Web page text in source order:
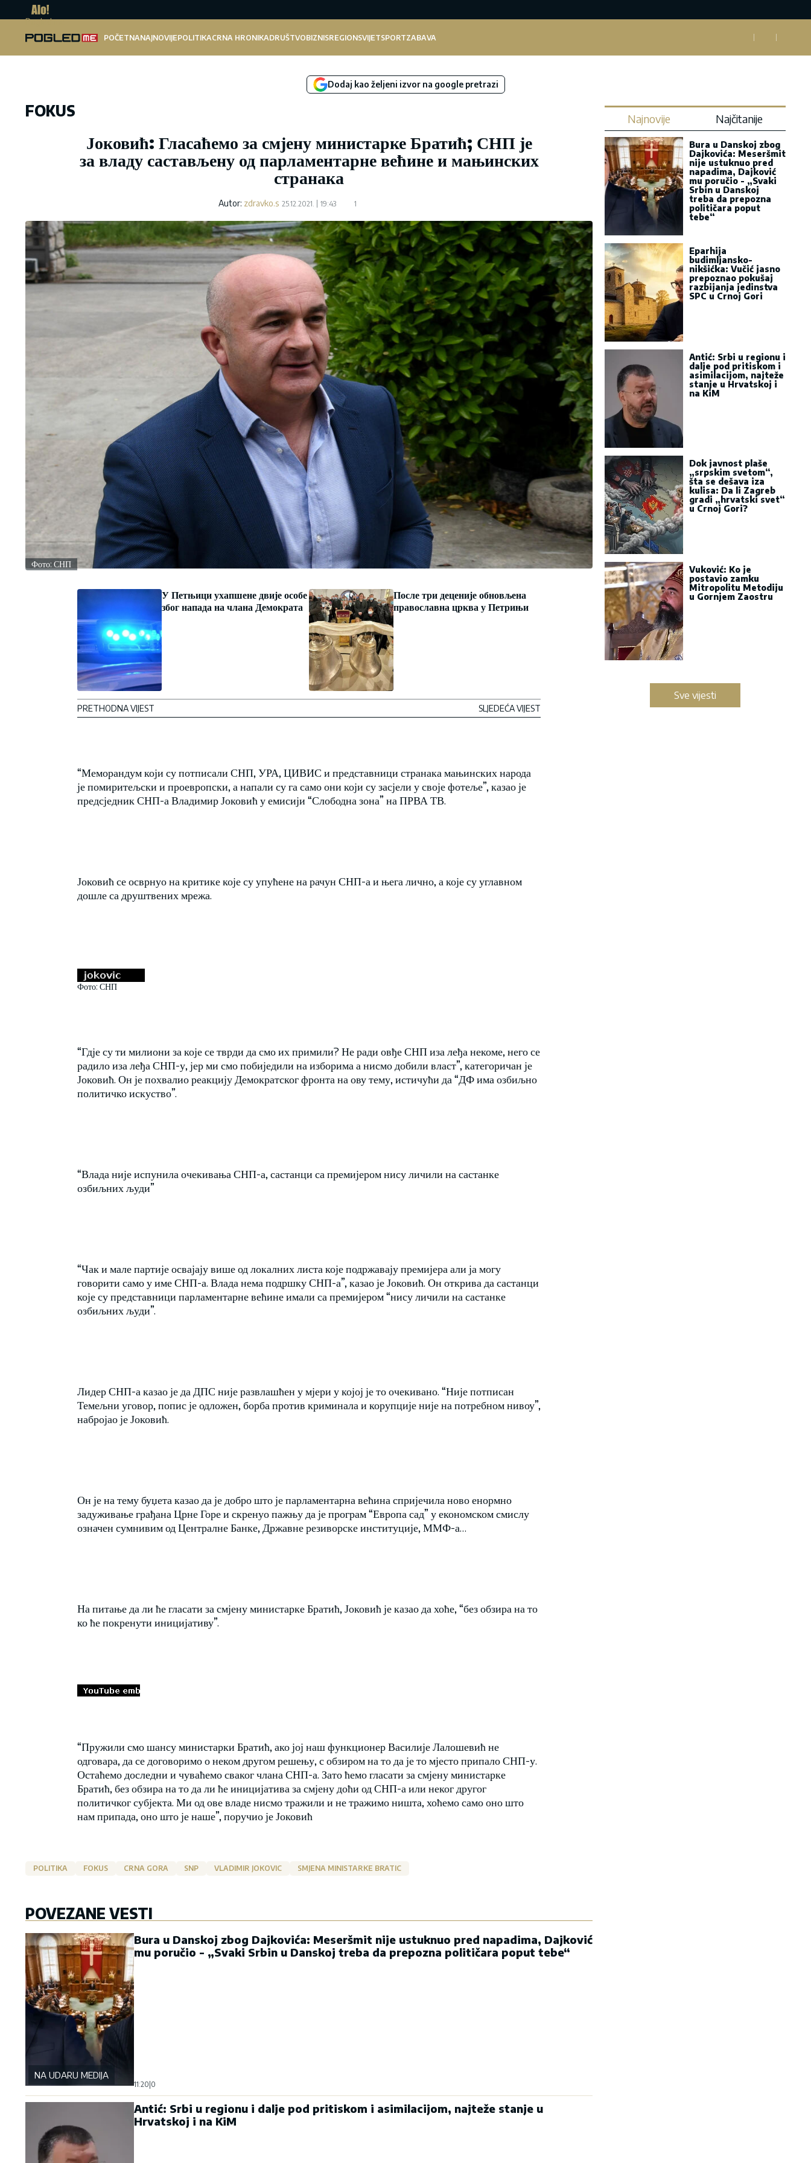
Pogled.me
POČETNANAJNOVIJEPOLITIKACRNA HRONIKADRUŠTVOBIZNISREGIONSVIJETSPORTZABAVA
Dodaj kao željeni izvor na google pretrazi
FOKUS
Јоковић: Гласаћемо за смјену министарке Братић; СНП је
за владу састављену од парламентарне већине и мањинских
странака
Autor: zdravko.s 25.12.2021. 19:43 1
Фото: СНП
У Петњици ухапшене двије особе
због напада на члана Демократа
PRETHODNA VIJEST
После три деценије обновљена
православна црква у Петрињи
SLJEDEĆA VIJEST
“Меморандум који су потписали СНП, УРА, ЦИВИС и представници странака мањинских народа
је помиритељски и проевропски, а напали су га само они који су засјели у своје фотеље”, казао је
предсједник СНП-а Владимир Јоковић у емисији “Слободна зона” на ПРВА ТВ.
Јоковић се осврнуо на критике које су упућене на рачун СНП-а и њега лично, а које су углавном
дошле са друштвених мрежа.
Фото: СНП
“Гдје су ти милиони за које се тврди да смо их примили? Не ради овђе СНП иза леђа некоме, него се
радило иза леђа СНП-у, јер ми смо побиједили на изборима а нисмо добили власт”, категоричан је
Јоковић. Он је похвалио реакцију Демократског фронта на ову тему, истичући да “ДФ има озбиљно
политичко искуство”.
“Влада није испунила очекивања СНП-а, састанци са премијером нису личили на састанке
озбиљних људи”
“Чак и мале партије освајају више од локалних листа које подржавају премијера али ја могу
говорити само у име СНП-а. Влада нема подршку СНП-а”, казао је Јоковић. Он открива да састанци
које су представници парламентарне већине имали са премијером “нису личили на састанке
озбиљних људи”.
Лидер СНП-а казао је да ДПС није развлашћен у мјери у којој је то очекивано. “Није потписан
Темељни уговор, попис је одложен, борба против криминала и корупције није на потребном нивоу”,
набројао је Јоковић.
Он је на тему буџета казао да је добро што је парламентарна већина спријечила ново енормно
задуживање грађана Црне Горе и скренуо пажњу да је програм “Европа сад” у економском смислу
означен сумнивим од Централне Банке, Државне резиворске институције, ММФ-а…
На питање да ли ће гласати за смјену министарке Братић, Јоковић је казао да хоће, “без обзира на то
ко ће покренути иницијативу”.
“Пружили смо шансу министарки Братић, ако јој наш функционер Василије Лалошевић не
одговара, да се договоримо о неком другом решењу, с обзиром на то да је то мјесто припало СНП-у.
Остаћемо доследни и чуваћемо сваког члана СНП-а. Зато ћемо гласати за смјену министарке
Братић, без обзира на то да ли ће иницијатива за смјену доћи од СНП-а или неког другог
политичког субјекта. Ми од ове владе нисмо тражили и не тражимо ништа, хоћемо само оно што
нам припада, оно што је наше”, поручио је Јоковић
POLITIKA FOKUS CRNA GORA SNP VLADIMIR JOKOVIC SMJENA MINISTARKE BRATIC
POVEZANE VESTI
NA UDARU MEDIJA
Bura u Danskoj zbog Dajkovića: Meseršmit nije ustuknuo pred napadima, Dajković
mu poručio - „Svaki Srbin u Danskoj treba da prepozna političara poput tebe“
11:20|0
Antić: Srbi u regionu i dalje pod pritiskom i asimilacijom, najteže stanje u
Hrvatskoj i na KiM
Najnovije Najčitanije
Bura u Danskoj zbog
Dajkovića: Meseršmit
nije ustuknuo pred
napadima, Dajković
mu poručio - „Svaki
Srbin u Danskoj
treba da prepozna
političara poput
tebe“
Eparhija
budimljansko-
nikšićka: Vučić jasno
prepoznao pokušaj
razbijanja jedinstva
SPC u Crnoj Gori
Antić: Srbi u regionu i
dalje pod pritiskom i
asimilacijom, najteže
stanje u Hrvatskoj i
na KiM
Dok javnost plaše
„srpskim svetom“,
šta se dešava iza
kulisa: Da li Zagreb
gradi „hrvatski svet“
u Crnoj Gori?
Vuković: Ko je
postavio zamku
Mitropolitu Metodiju
u Gornjem Zaostru
Sve vijesti